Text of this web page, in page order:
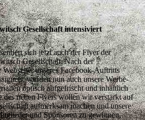
Gesellschaft intensiviert
sich jetzt auch der Flyer der
Gesellschaft. Nach der
Webseite, unseres Facebook-Auftritts
wurden nun auch unsere Werbe-
optisch aufgefrischt und inhaltlich
neuen Flyers wollen wir verstärkt auf
aufmerksam machen und unsere
und Sponsoren zu gewinnen,